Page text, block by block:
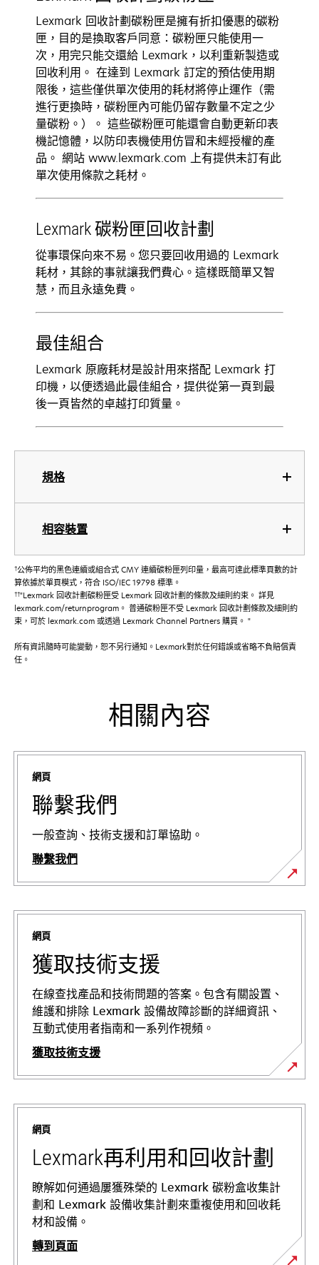
規格
相容裝置
Lexmark 回收計劃碳粉匣是擁有折扣優惠的碳粉
匣，目的是換取客戶同意：碳粉匣只能使用一
次，用完只能交還給 Lexmark，以利重新製造或
回收利用。 在達到 Lexmark 訂定的預估使用期
限後，這些僅供單次使用的耗材將停止運作（需
進行更換時，碳粉匣內可能仍留存數量不定之少
量碳粉。）。 這些碳粉匣可能還會自動更新印表
機記憶體，以防印表機使用仿冒和未經授權的產
品。 網站 www.lexmark.com 上有提供未訂有此
單次使用條款之耗材。
Lexmark 碳粉匣回收計劃
從事環保向來不易。您只要回收用過的 Lexmark
耗材，其餘的事就讓我們費心。這樣既簡單又智
慧，而且永遠免費。
最佳組合
Lexmark 原廠耗材是設計用來搭配 Lexmark 打
印機，以便透過此最佳組合，提供從第一頁到最
後一頁皆然的卓越打印質量。
†公佈平均的黑色連續或組合式 CMY 連續碳粉匣列印量，最高可達此標準頁數的計
算依據於單頁模式，符合 ISO/IEC 19798 標準。
††"Lexmark 回收計劃碳粉匣受 Lexmark 回收計劃的條款及細則約束。 詳見
lexmark.com/returnprogram。 普通碳粉匣不受 Lexmark 回收計劃條款及細則約
束，可於 lexmark.com 或透過 Lexmark Channel Partners 購買。 "
所有資訊隨時可能變動，恕不另行通知。Lexmark對於任何錯誤或省略不負賠償責
任。
相關內容
網頁
聯繫我們
一般查詢、技術支援和訂單協助。
聯繫我們
網頁
獲取技術支援
在線查找產品和技術問題的答案。包含有關設置、
維護和排除 Lexmark 設備故障診斷的詳細資訊、
互動式使用者指南和一系列作視頻。
獲取技術支援
opens
in
new
tab
網頁
Lexmark再利用和回收計劃
瞭解如何通過屢獲殊榮的 Lexmark 碳粉盒收集計
劃和 Lexmark 設備收集計劃來重複使用和回收耗
材和設備。
轉到頁面